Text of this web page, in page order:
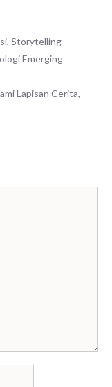
,Storytelling
Emerging
Lapisan Cerita,